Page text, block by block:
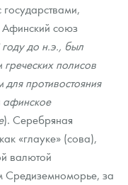
союз
до н.э., был
полисов
противостояния
афинское
). Серебряная
«глауке» (сова),
валютой
Средиземноморье, за